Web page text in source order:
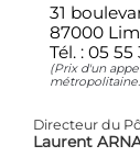
31
87000
Tél. : 05 55
(Prix d'un
Directeur du
Laurent